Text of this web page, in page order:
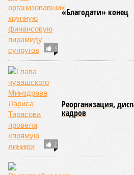
итогам проведённых мероприятий
были зафиксированы в 33
администраций этих объектов
предписания, обязывающие
недостатки.
Среди наиболее часто
оказались следующие:
территории и несоблюдение
на ней; нарушения в процессе
при обеспечении питьевого
несвоевременное или неполное
осмотров сотрудников лагерей.
Особый контроль был направлен
работающий на пищеблоках. В
человек были обнаружены